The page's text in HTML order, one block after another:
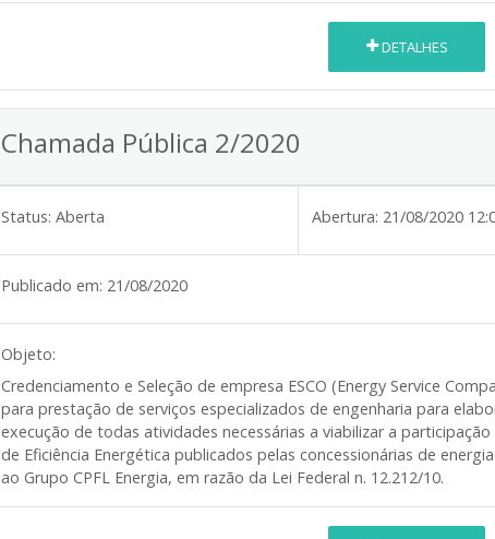
DETALHES
Chamada Pública 2/2020
Status: Aberta Abertura: 21/08/2020
Publicado em: 21/08/2020
Objeto:
Credenciamento e Seleção de empresa ESCO (Energy Service
para prestação de serviços especializados de engenharia para
execução de todas atividades necessárias a viabilizar a
de Eficiência Energética publicados pelas concessionárias de
ao Grupo CPFL Energia, em razão da Lei Federal n. 12.212/10.